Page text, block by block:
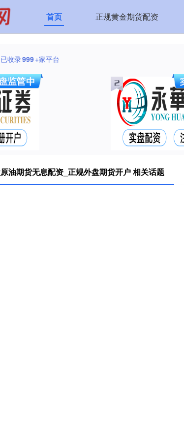
首页 正规黄金期货配资
已收录999+家平台
油期货无息配资_正规外盘期货开户 相关话题